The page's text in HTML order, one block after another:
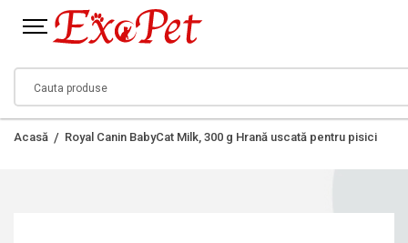
Acasă Royal Canin BabyCat Milk, 300 g Hrană uscată pentru pisici